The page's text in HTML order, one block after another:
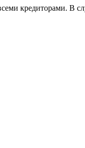
кредиторами. В